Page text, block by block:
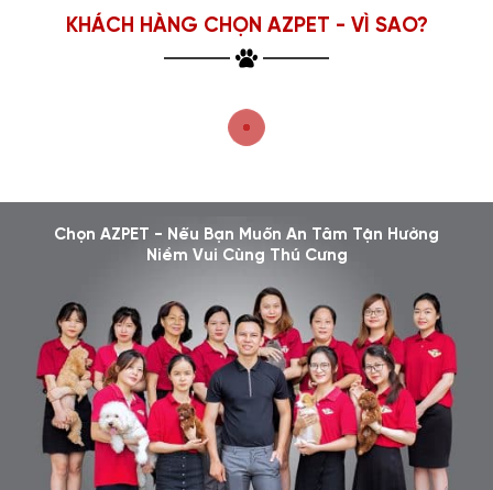
KHÁCH HÀNG CHỌN AZPET - VÌ SAO?
Chọn AZPET - Nếu Bạn Muốn An Tâm Tận Hưởng
Niềm Vui Cùng Thú Cưng